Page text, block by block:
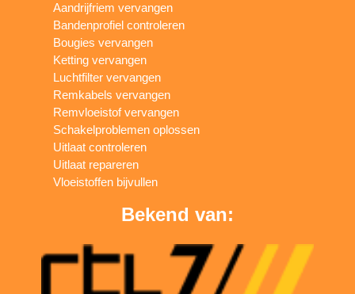
Aandrijfriem vervangen
Bandenprofiel controleren
Bougies vervangen
Ketting vervangen
Luchtfilter vervangen
Remkabels vervangen
Remvloeistof vervangen
Schakelproblemen oplossen
Uitlaat controleren
Uitlaat repareren
Vloeistoffen bijvullen
Bekend van: